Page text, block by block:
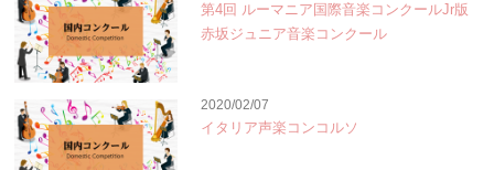
第4回 ルーマニア国際音楽コンクールJr版
赤坂ジュニア音楽コンクール
2020/02/07
イタリア声楽コンコルソ